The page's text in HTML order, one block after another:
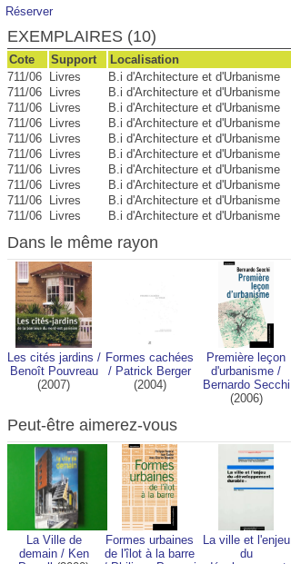
Réserver
EXEMPLAIRES (10)
Cote Support Localisation
711/06
Livres B.i d'Architecture et d'Urbanisme
711/06
Livres B.i d'Architecture et d'Urbanisme
711/06
Livres B.i d'Architecture et d'Urbanisme
711/06
Livres B.i d'Architecture et d'Urbanisme
711/06
Livres B.i d'Architecture et d'Urbanisme
711/06
Livres B.i d'Architecture et d'Urbanisme
711/06
Livres B.i d'Architecture et d'Urbanisme
711/06
Livres B.i d'Architecture et d'Urbanisme
711/06
Livres B.i d'Architecture et d'Urbanisme
711/06
Livres B.i d'Architecture et d'Urbanisme
Dans le même rayon
Les cités jardins /
Benoît Pouvreau
(2007)
Formes cachées
/ Patrick Berger
(2004)
Première leçon
d'urbanisme /
Bernardo Secchi
(2006)
Peut-être aimerez-vous
La Ville de
demain/ Ken
Formes urbaines
de l'îlot à la barre
La ville et l'enjeu
du